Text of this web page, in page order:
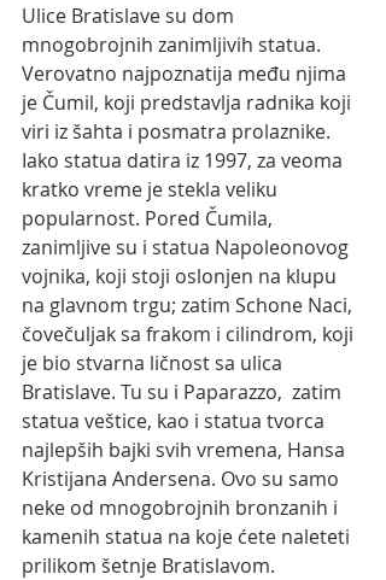
Ulice Bratislave su dom
mnogobrojnih zanimljivih statua.
Verovatno najpoznatija među njima
je Čumil, koji predstavlja radnika koji
viri iz šahta i posmatra prolaznike.
Iako statua datira iz 1997, za veoma
kratko vreme je stekla veliku
popularnost. Pored Čumila,
zanimljive su i statua Napoleonovog
vojnika, koji stoji oslonjen na klupu
na glavnom trgu; zatim Schone Naci,
čovečuljak sa frakom i cilindrom, koji
je bio stvarna ličnost sa ulica
Bratislave. Tu su i Paparazzo,  zatim
statua veštice, kao i statua tvorca
najlepših bajki svih vremena, Hansa
Kristijana Andersena. Ovo su samo
neke od mnogobrojnih bronzanih i
kamenih statua na koje ćete naleteti
prilikom šetnje Bratislavom.